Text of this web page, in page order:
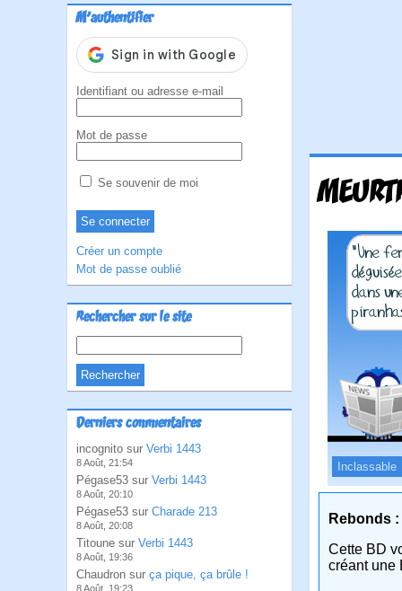
M'authentifier
Identifiant ou adresse e-mail
Mot de passe
Se souvenir de moi
Créer un compte
Mot de passe oublié
Rechercher sur le site
Derniers commentaires
incognito sur Verbi 1443
8 Août, 21:54
Pégase53 sur Verbi 1443
8 Août, 20:10
Pégase53 sur Charade 213
8 Août, 20:08
Titoune sur Verbi 1443
8 Août, 19:36
Chaudron sur ça pique, ça brûle !
8 Août, 19:23
Inclassable
Rebonds :
Cette BD
créant une